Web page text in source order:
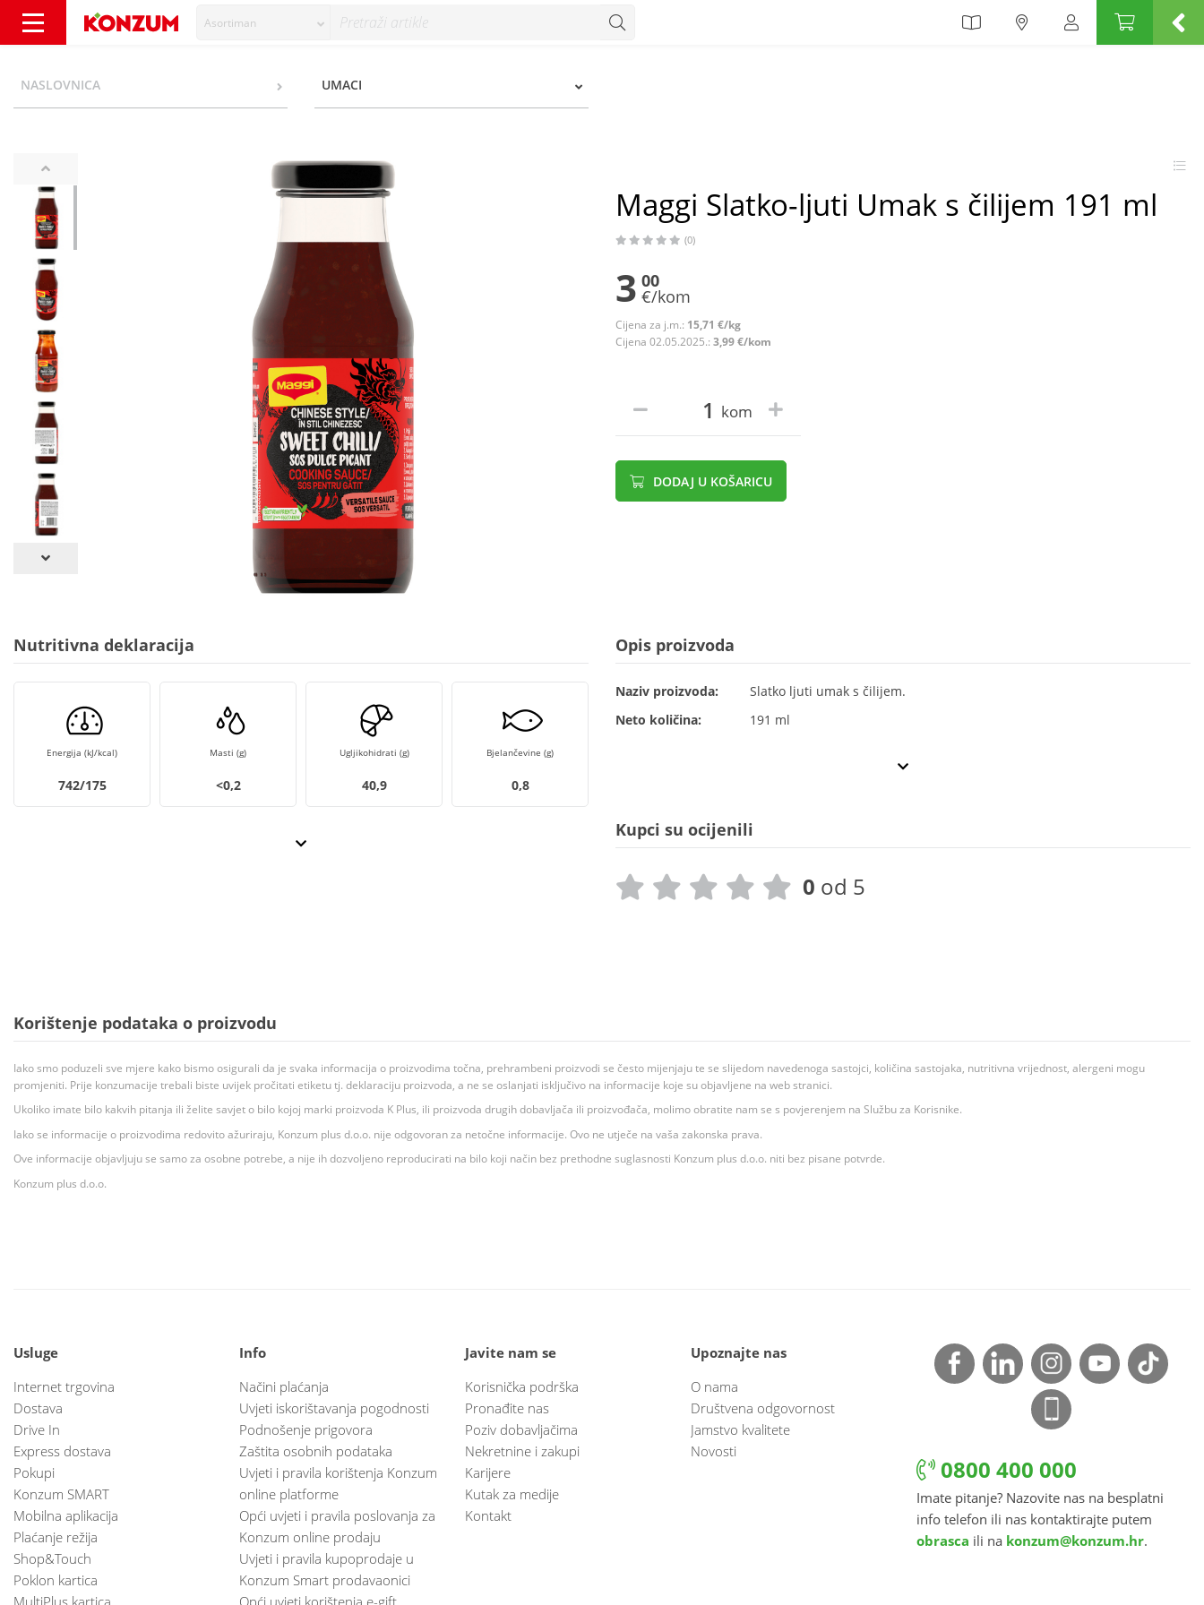
Asortiman
NASLOVNICA UMACI
Maggi Slatko-ljuti Umak s čilijem 191 ml
(0)
3 00
€/kom
Cijena za j.m.: 15,71 €/kg
Cijena 02.05.2025.: 3,99 €/kom
kom
DODAJ U KOŠARICU
Nutritivna deklaracija
Energija (kJ/kcal)
742/175
Masti (g)
<0,2
Ugljikohidrati (g)
40,9
Bjelančevine (g)
0,8
Opis proizvoda
Naziv proizvoda:
Slatko ljuti umak s čilijem.
Neto količina:
191 ml
Kupci su ocijenili
0 od 5
Korištenje podataka o proizvodu
Iako smo poduzeli sve mjere kako bismo osigurali da je svaka informacija o proizvodima točna, prehrambeni proizvodi se često mijenjaju te se slijedom navedenoga sastojci, količina sastojaka, nutritivna vrijednost, alergeni mogu
promjeniti. Prije konzumacije trebali biste uvijek pročitati etiketu tj. deklaraciju proizvoda, a ne se oslanjati isključivo na informacije koje su objavljene na web stranici.
Ukoliko imate bilo kakvih pitanja ili želite savjet o bilo kojoj marki proizvoda K Plus, ili proizvoda drugih dobavljača ili proizvođača, molimo obratite nam se s povjerenjem na Službu za Korisnike.
Iako se informacije o proizvodima redovito ažuriraju, Konzum plus d.o.o. nije odgovoran za netočne informacije. Ovo ne utječe na vaša zakonska prava.
Ove informacije objavljuju se samo za osobne potrebe, a nije ih dozvoljeno reproducirati na bilo koji način bez prethodne suglasnosti Konzum plus d.o.o. niti bez pisane potvrde.
Konzum plus d.o.o.
Usluge
Internet trgovina
Dostava
Drive In
Express dostava
Pokupi
Konzum SMART
Mobilna aplikacija
Plaćanje režija
Shop&Touch
Poklon kartica
MultiPlus kartica
Info
Načini plaćanja
Uvjeti iskorištavanja pogodnosti
Podnošenje prigovora
Zaštita osobnih podataka
Uvjeti i pravila korištenja Konzum
online platforme
Opći uvjeti i pravila poslovanja za
Konzum online prodaju
Uvjeti i pravila kupoprodaje u
Konzum Smart prodavaonici
Opći uvjeti korištenja e-gift
Javite nam se
Korisnička podrška
Pronađite nas
Poziv dobavljačima
Nekretnine i zakupi
Karijere
Kutak za medije
Kontakt
Upoznajte nas
O nama
Društvena odgovornost
Jamstvo kvalitete
Novosti
0800 400 000
Imate pitanje? Nazovite nas na besplatni
info telefon ili nas kontaktirajte putem
obrasca ili na konzum@konzum.hr.